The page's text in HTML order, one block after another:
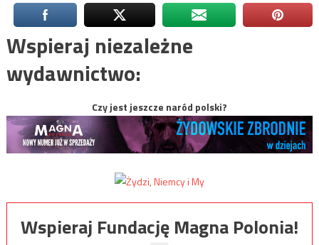
Wspieraj niezależne
wydawnictwo:
Czy jest jeszcze naród polski?
Wspieraj Fundację Magna Polonia!